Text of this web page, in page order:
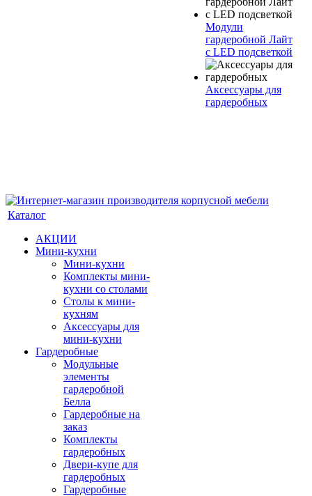
Модули
гардеробной Лайт
с LED подсветкой
Аксессуары для
гардеробных
Каталог
АКЦИИ
Мини-кухни
Мини-кухни
Комплекты мини-
кухни со столами
Столы к мини-
кухням
Аксессуары для
мини-кухни
Гардеробные
Модульные
элементы
гардеробной
Белла
Гардеробные на
заказ
Комплекты
гардеробных
Двери-купе для
гардеробных
Гардеробные